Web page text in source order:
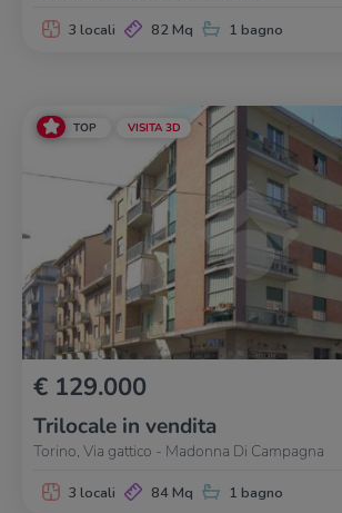
3 locali 82 Mq 1 bagno
TOP VISITA 3D
€ 129.000
Trilocale in vendita
Torino, Via gattico - Madonna Di Campagna
3 locali 84 Mq 1 bagno